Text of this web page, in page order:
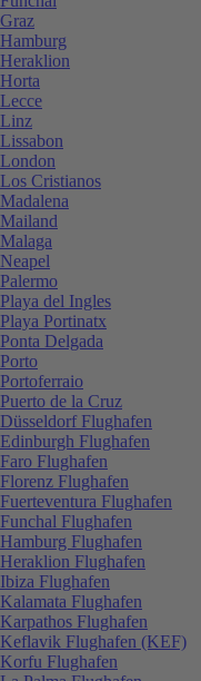
Graz
Hamburg
Heraklion
Horta
Lecce
Linz
Lissabon
London
Los Cristianos
Madalena
Mailand
Malaga
Neapel
Palermo
Playa del Ingles
Playa Portinatx
Ponta Delgada
Porto
Portoferraio
Puerto de la Cruz
Düsseldorf Flughafen
Edinburgh Flughafen
Faro Flughafen
Florenz Flughafen
Fuerteventura Flughafen
Funchal Flughafen
Hamburg Flughafen
Heraklion Flughafen
Ibiza Flughafen
Kalamata Flughafen
Karpathos Flughafen
Keflavik Flughafen (KEF)
Korfu Flughafen